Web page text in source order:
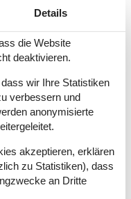
Details
die Website
deaktivieren.
wir Ihre Statistiken
verbessern und
anonymisierte
akzeptieren, erklären
zu Statistiken), dass
an Dritte